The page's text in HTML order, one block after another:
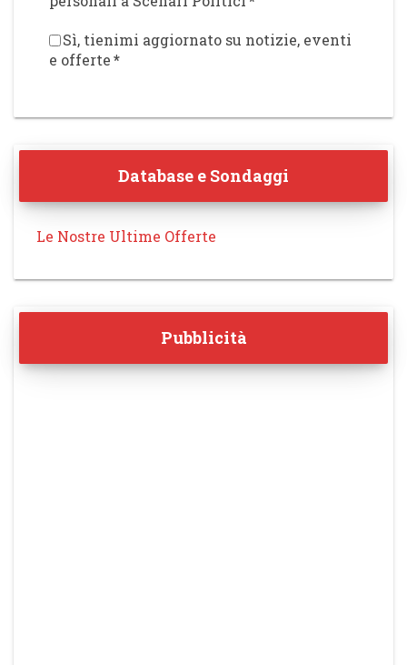
Sì, tienimi aggiornato su notizie, eventi
e offerte*
Database e Sondaggi
Le Nostre Ultime Offerte
Pubblicità